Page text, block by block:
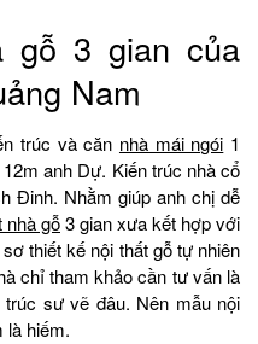
gỗ 3 gian của
Nam
trúc và căn nhà mái ngói 1
anh Dự. Kiến trúc nhà cổ
Đinh. Nhằm giúp anh chị dễ
nhà gỗ3 gian xưa kết hợp với
thiết kế nội thất gỗ tự nhiên
chỉ tham khảo cần tư vấn là
sư vẽ đâu. Nên mẫu nội
là hiếm.